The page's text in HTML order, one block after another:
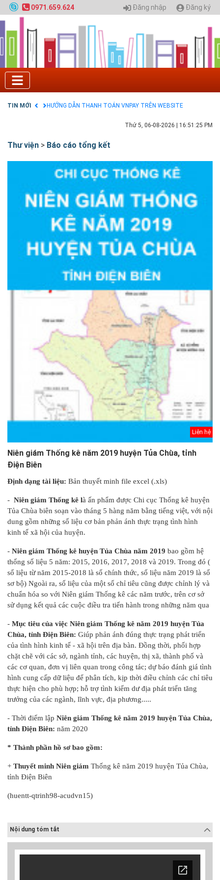
0971.659.624 Đăng nhập Đăng ký
TIN MỚI
Quy hoạch chung hệ thống đê điều thành phố Hà
Nội
GIAO LƯU TRỰC TUYẾN - TƯ VẤN TUYỂN SINH ĐẠI
HỌC CHÍNH QUY ĐẠI HỌC KIẾN TRÚC NĂM 2020 -
SỐ 02
Nạp EP vào tài khoản bằng thẻ cào điện thoại
Tuyển sinh 2025, Khoa kỹ thuật hạ tầng và môi
HƯỚNG DẪN THANH TOÁN VNPAY TRÊN WEBSITE
Thứ 5, 06-08-2026 16:51:26 PM
Thư viện > Báo cáo tổng kết
Liên hệ
Niên giám Thống kê năm 2019 huyện Tủa Chùa, tỉnh
Điện Biên
Định dạng tài liệu: Bản thuyết minh file excel (.xls)
- Niên giám Thống kê là ấn phẩm được Chi cục Thống kê huyện
Tủa Chùa biên soạn vào tháng 5 hàng năm bằng tiếng việt, với nội
dung gồm những số liệu cơ bản phản ánh thực trạng tình hình
kinh tế xã hội của huyện.
- Niên giám Thống kê huyện Tủa Chùa năm 2019 bao gồm hệ
thống số liệu 5 năm: 2015, 2016, 2017, 2018 và 2019. Trong đó (
số liệu từ năm 2015-2018 là số chính thức, số liệu năm 2019 là số
sơ bộ) Ngoài ra, số liệu của một số chỉ tiêu cũng được chỉnh lý và
chuẩn hóa so với Niên giám Thống kê các năm trước, trên cơ sở
sử dụng kết quả các cuộc điều tra tiến hành trong những năm qua
- Mục tiêu của việc Niên giám Thống kê năm 2019 huyện Tủa
Chùa, tỉnh Điện Biên: Giúp phản ánh đúng thực trạng phát triển
của tình hình kinh tế - xã hội trên địa bàn. Đồng thời, phối hợp
chặt chẽ với các sở, ngành tỉnh, các huyện, thị xã, thành phố và
các cơ quan, đơn vị liên quan trong công tác; dự báo đánh giá tình
hình cung cấp dữ liệu để phân tích, kịp thời điều chỉnh các chỉ tiêu
thực hiện cho phù hợp; hỗ trợ tình kiếm dư địa phát triển tăng
trưởng của các ngành, lĩnh vực, địa phương.....
- Thời điểm lập Niên giám Thống kê năm 2019 huyện Tủa Chùa,
tỉnh Điện Biên: năm 2020
* Thành phần hồ sơ bao gồm:
+ Thuyết minh Niên giám Thống kê năm 2019 huyện Tủa Chùa,
tỉnh Điện Biên
(huentt-qtrinh98-acudvn15)
Nội dung tóm tắt